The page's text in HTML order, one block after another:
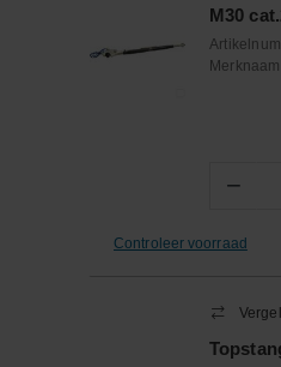
M30
−
Controleer voorraad